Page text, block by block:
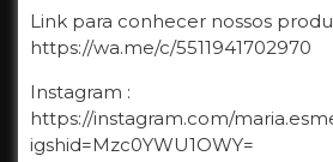
Link para conhecer nossos
https://wa.me/c/5511941702970
Instagram :
https://instagram.com/
igshid=Mzc0YWU1OWY=